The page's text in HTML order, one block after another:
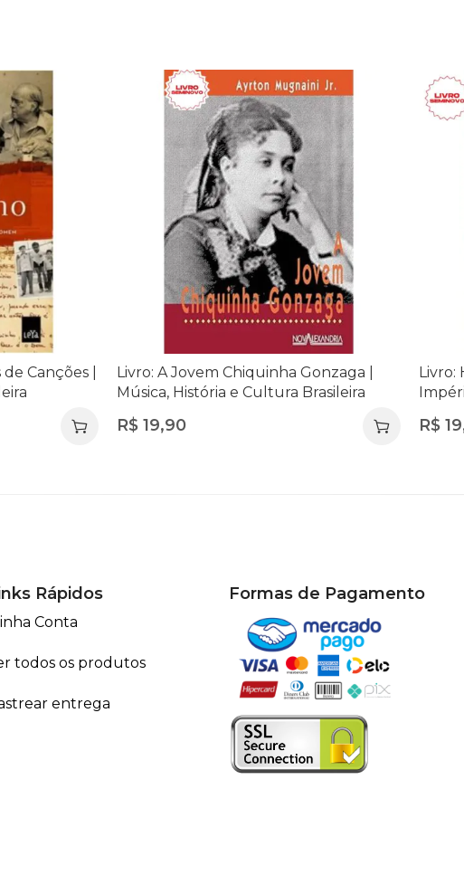
Canções |
Livro: A Jovem Chiquinha Gonzaga |
Música, História e Cultura Brasileira
R$ 19,90
Livro:
R$
Rápidos
Conta
todos os produtos
entrega
Formas de Pagamento